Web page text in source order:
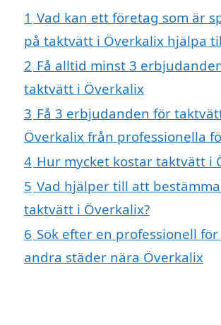
1 Vad kan ett företag som är
på taktvätt i Överkalix hjälpa
2 Få alltid minst 3
taktvätt i Överkalix
3 Få 3 erbjudanden för
Överkalix från professionella
4 Hur mycket kostar taktvätt i
5 Vad hjälper till att
taktvätt i Överkalix?
6 Sök efter en professionell
andra städer nära Överkalix